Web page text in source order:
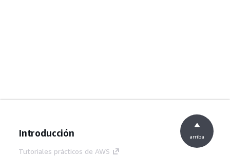
Introducción
Tutoriales prácticos de AWS
arriba